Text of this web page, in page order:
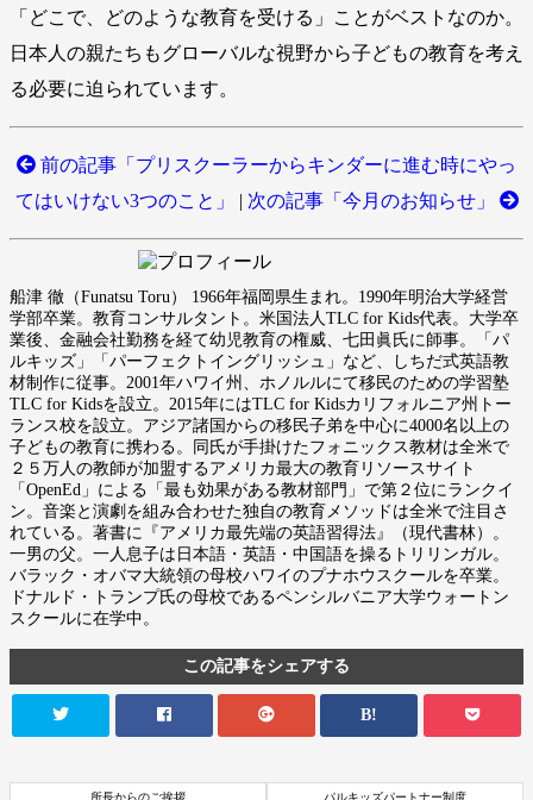
「どこで、どのような教育を受ける」ことがベストなのか。
日本人の親たちもグローバルな視野から子どもの教育を考え
る必要に迫られています。
前の記事「プリスクーラーからキンダーに進む時にやっ
てはいけない3つのこと」
| 次の記事「今月のお知らせ」
船津 徹（Funatsu Toru） 1966年福岡県生まれ。1990年明治大学経営
学部卒業。教育コンサルタント。米国法人TLC for Kids代表。大学卒
業後、金融会社勤務を経て幼児教育の権威、七田眞氏に師事。「パ
ルキッズ」「パーフェクトイングリッシュ」など、しちだ式英語教
材制作に従事。2001年ハワイ州、ホノルルにて移民のための学習塾
TLC for Kidsを設立。2015年にはTLC for Kidsカリフォルニア州トー
ランス校を設立。アジア諸国からの移民子弟を中心に4000名以上の
子どもの教育に携わる。同氏が手掛けたフォニックス教材は全米で
２５万人の教師が加盟するアメリカ最大の教育リソースサイト
「OpenEd」による「最も効果がある教材部門」で第２位にランクイ
ン。音楽と演劇を組み合わせた独自の教育メソッドは全米で注目さ
れている。著書に『アメリカ最先端の英語習得法』（現代書林）。
一男の父。一人息子は日本語・英語・中国語を操るトリリンガル。
バラック・オバマ大統領の母校ハワイのプナホウスクールを卒業。
ドナルド・トランプ氏の母校であるペンシルバニア大学ウォートン
スクールに在学中。
この記事をシェアする
B!
所長からのご挨拶 パルキッズパートナー制度